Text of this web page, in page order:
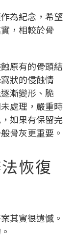
為紀念，希望
，相較於骨
原有的骨頭結
狀的侵蝕情
漸變形、脆
處理，嚴重時
如果有保留完
骨灰更重要。
恢復
其實很遺憾。